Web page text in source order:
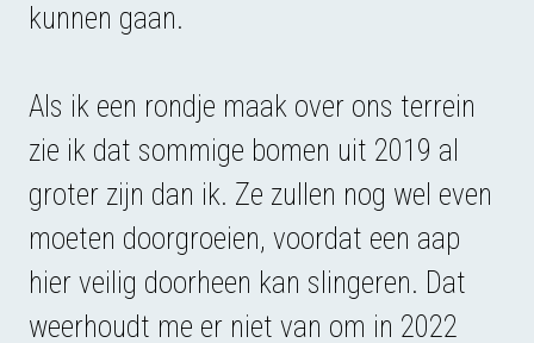
kunnen gaan.
Als ik een rondje maak over ons terrein
zie ik dat sommige bomen uit 2019 al
groter zijn dan ik. Ze zullen nog wel even
moeten doorgroeien, voordat een aap
hier veilig doorheen kan slingeren. Dat
weerhoudt me er niet van om in 2022